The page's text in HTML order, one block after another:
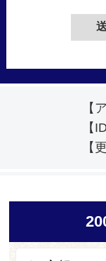
【
【
【